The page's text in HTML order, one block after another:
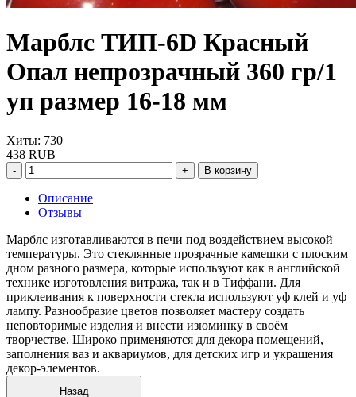
Марблс ТИП-6D Красный
Опал непрозрачный 360 гр/1
уп размер 16-18 мм
Хиты: 730
438 RUB
В корзину
Описание
Отзывы
Марблс изготавливаются в печи под воздействием высокой
температуры. Это стеклянные прозрачные камешки с плоским
дном разного размера, которые используют как в английской
технике изготовления витража, так и в Тиффани. Для
приклеивания к поверхности стекла используют уф клей и уф
лампу. Разнообразие цветов позволяет мастеру создать
неповторимые изделия и внести изюминку в своём
творчестве. Широко применяются для декора помещений,
заполнения ваз и аквариумов, для детских игр и украшения
декор-элементов.